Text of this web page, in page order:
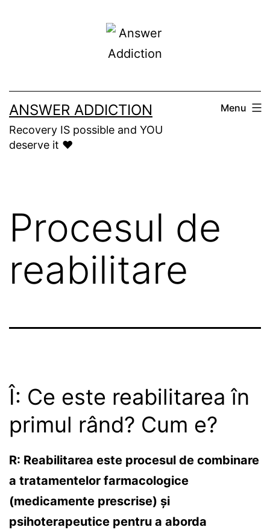
ANSWER ADDICTION
Recovery IS possible and YOU
deserve it ❤️
Menu
Procesul de
reabilitare
Î: Ce este reabilitarea în
primul rând? Cum e?
R: Reabilitarea este procesul de combinare
a tratamentelor farmacologice
(medicamente prescrise) și
psihoterapeutice pentru a aborda